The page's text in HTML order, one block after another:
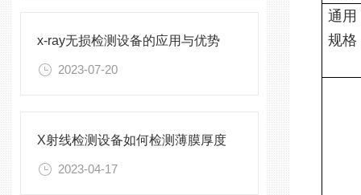
x-ray无损检测设备的应用与优势
2023-07-20
X射线检测设备如何检测薄膜厚度
2023-04-17
通用
规格